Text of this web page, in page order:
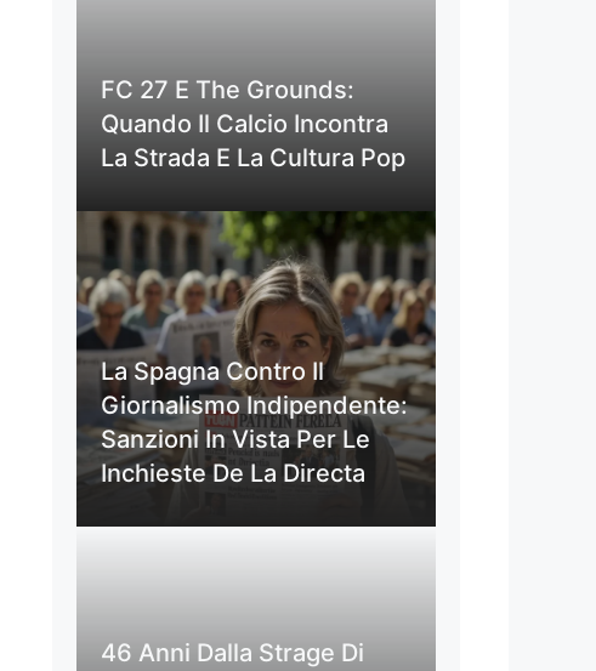
FC 27 E The Grounds:
Quando Il Calcio Incontra
La Strada E La Cultura Pop
La Spagna Contro Il
Giornalismo Indipendente:
Sanzioni In Vista Per Le
Inchieste De La Directa
46 Anni Dalla Strage Di